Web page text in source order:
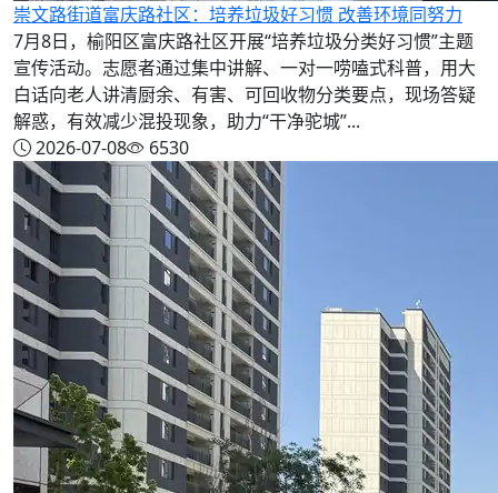
崇文路街道富庆路社区：培养垃圾好习惯 改善环境同努力
7月8日，榆阳区富庆路社区开展“培养垃圾分类好习惯”主题
宣传活动。志愿者通过集中讲解、一对一唠嗑式科普，用大
白话向老人讲清厨余、有害、可回收物分类要点，现场答疑
解惑，有效减少混投现象，助力“干净驼城”...
2026-07-08
6530